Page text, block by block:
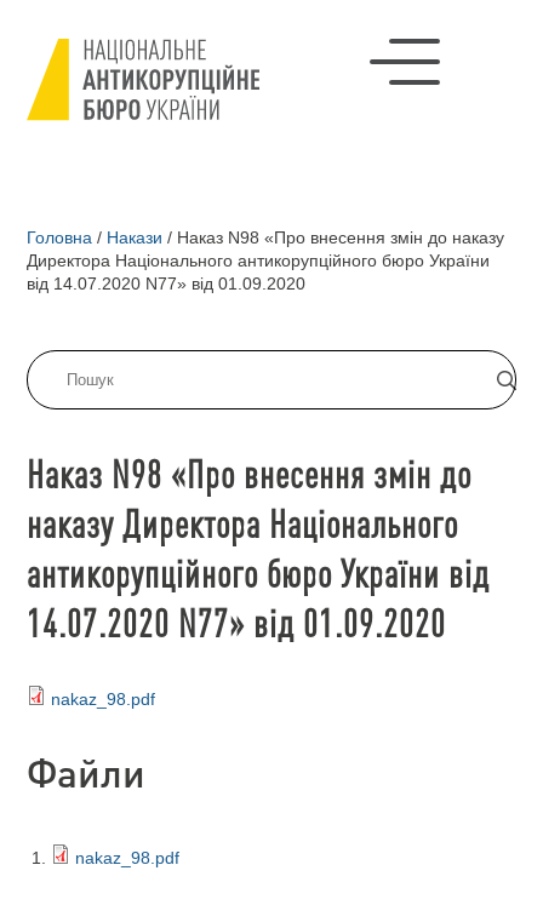
Головна / Накази / Наказ N98 «Про внесення змін до наказу
Директора Національного антикорупційного бюро України
від 14.07.2020 N77» від 01.09.2020
Наказ N98 «Про внесення змін до
наказу Директора Національного
антикорупційного бюро України від
14.07.2020 N77» від 01.09.2020
nakaz_98.pdf
Файли
nakaz_98.pdf